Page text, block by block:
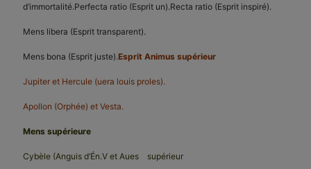
d’immortalité.Perfecta ratio (Esprit un).Recta ratio (Esprit inspiré).
Mens libera (Esprit transparent).
Mens bona (Esprit juste).Esprit Animus supérieur
Jupiter et Hercule (uera louis proles).
Apollon (Orphée) et Vesta.
Mens supérieure
Cybèle (Anguis d’Én.V et Aues supérieur